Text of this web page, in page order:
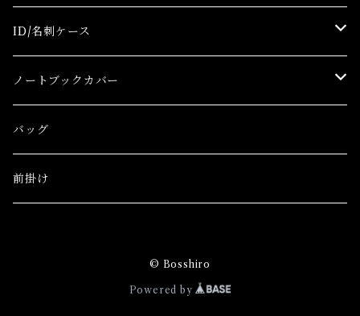
ID/名刺ケース
名刺ケース
IDケース
ノートブックカバー
文庫サイズカバー
A5サイズカバー
バッグ
前掛け
© Bosshiro
Powered by